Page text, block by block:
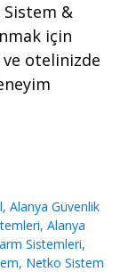
Sistem &
için
otelinizde
, Alanya Güvenlik
, Alanya
Sistemleri,
, Netko Sistem